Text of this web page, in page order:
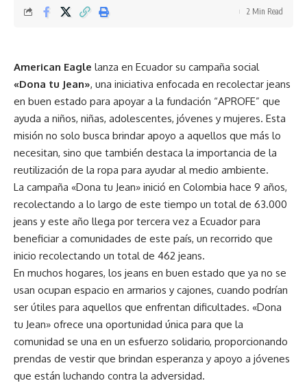
2 Min Read
American Eagle lanza en Ecuador su campaña social
«Dona tu Jean», una iniciativa enfocada en recolectar jeans
en buen estado para apoyar a la fundación “APROFE” que
ayuda a niños, niñas, adolescentes, jóvenes y mujeres. Esta
misión no solo busca brindar apoyo a aquellos que más lo
necesitan, sino que también destaca la importancia de la
reutilización de la ropa para ayudar al medio ambiente.
La campaña «Dona tu Jean» inició en Colombia hace 9 años,
recolectando a lo largo de este tiempo un total de 63.000
jeans y este año llega por tercera vez a Ecuador para
beneficiar a comunidades de este país, un recorrido que
inicio recolectando un total de 462 jeans.
En muchos hogares, los jeans en buen estado que ya no se
usan ocupan espacio en armarios y cajones, cuando podrían
ser útiles para aquellos que enfrentan dificultades. «Dona
tu Jean» ofrece una oportunidad única para que la
comunidad se una en un esfuerzo solidario, proporcionando
prendas de vestir que brindan esperanza y apoyo a jóvenes
que están luchando contra la adversidad.